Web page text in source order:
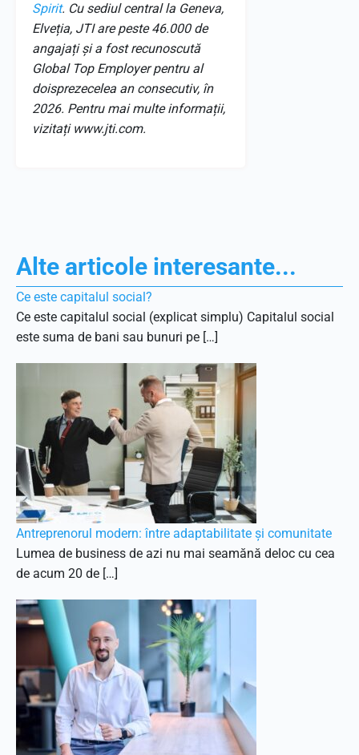
Spirit. Cu sediul central la Geneva,
Elveția, JTI are peste 46.000 de
angajați și a fost recunoscută
Global Top Employer pentru al
doisprezecelea an consecutiv, în
2026. Pentru mai multe informații,
vizitați www.jti.com.
Alte articole interesante...
Ce este capitalul social?
Ce este capitalul social (explicat simplu) Capitalul social
este suma de bani sau bunuri pe […]
Antreprenorul modern: între adaptabilitate și comunitate
Lumea de business de azi nu mai seamănă deloc cu cea
de acum 20 de […]